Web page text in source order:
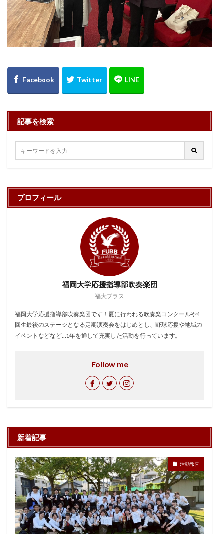
記事を検索
プロフィール
福岡大学応援指導部吹奏楽団
福大ブラス
福岡大学応援指導部吹奏楽団です！夏に行われる吹奏楽コンクールや4
回生最後のステージとなる定期演奏会をはじめとし、野球応援や地域の
イベントなどなど…1年を通して充実した活動を行っています。
Follow me
新着記事
活動報告